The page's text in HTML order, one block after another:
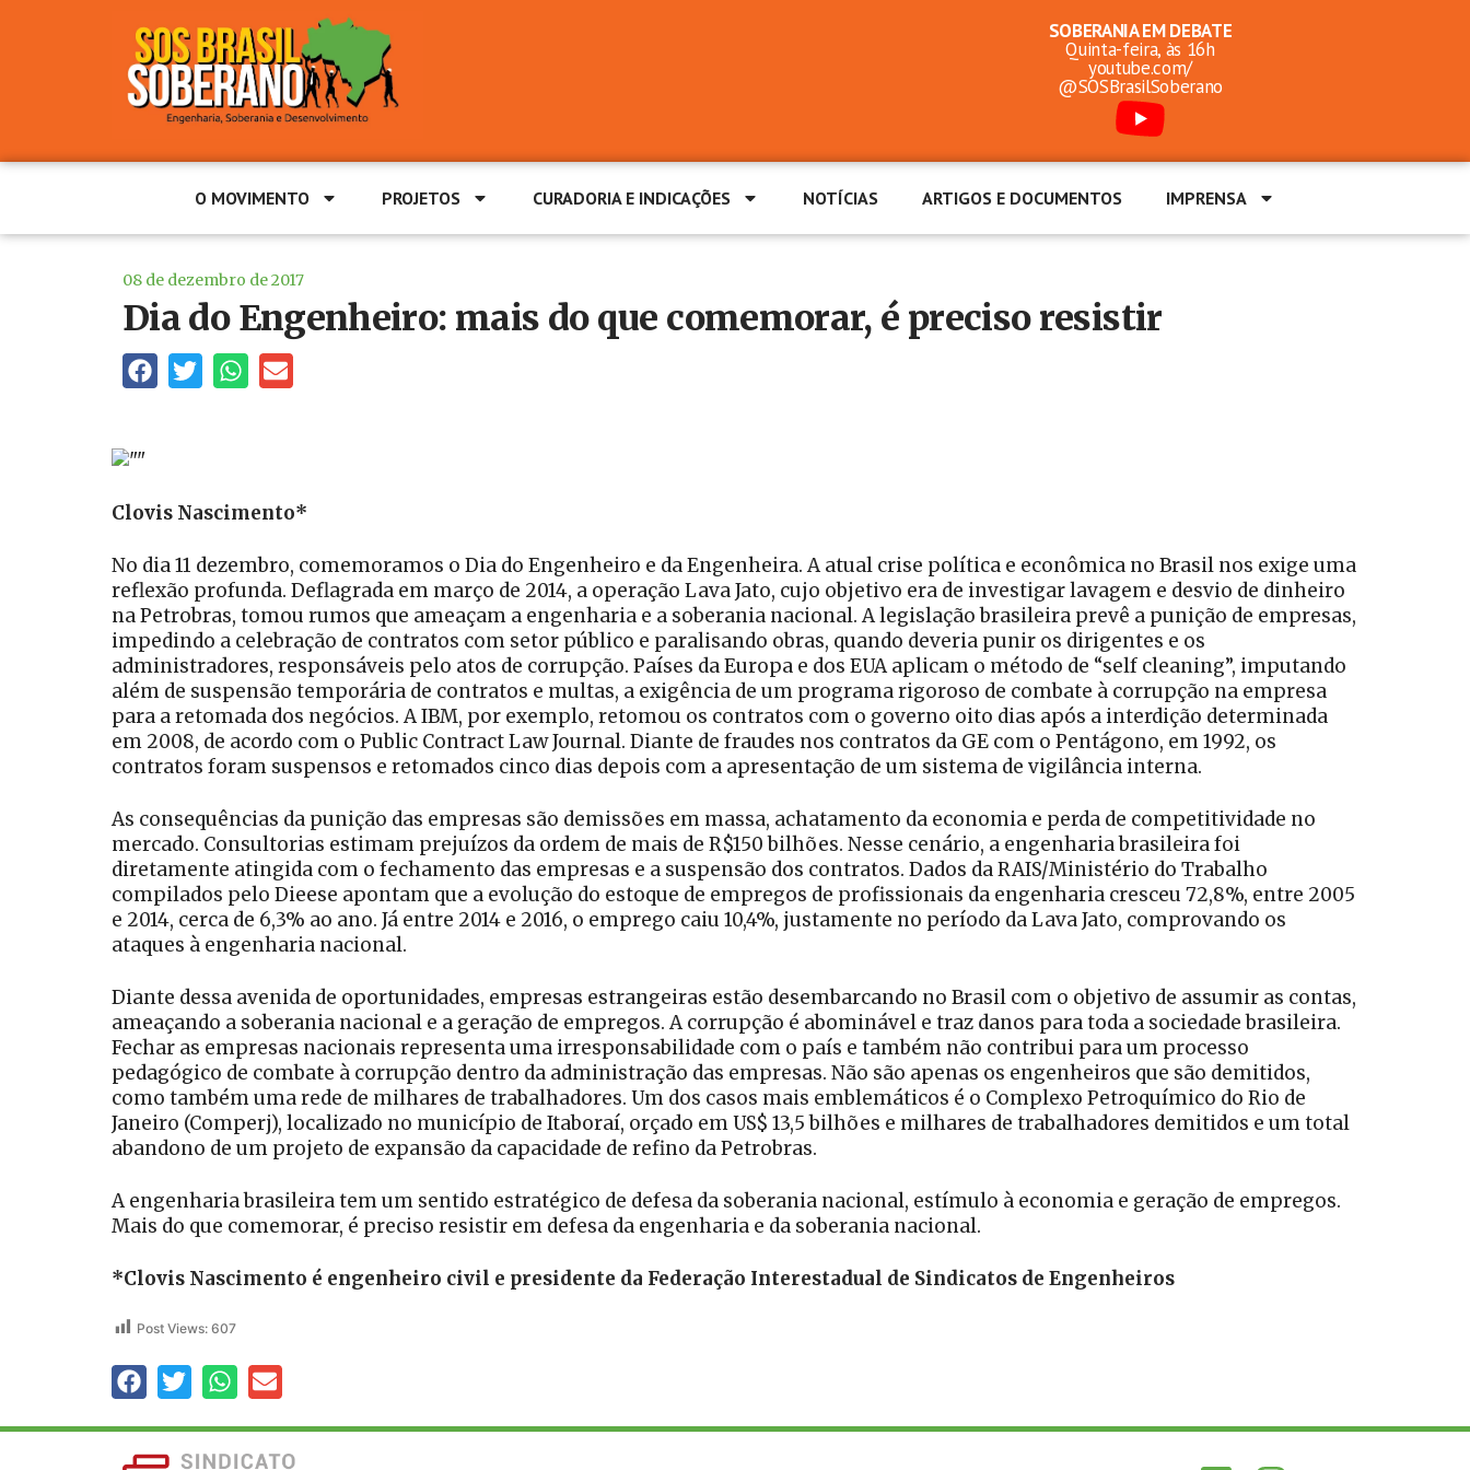
SOBERANIA EM DEBATE
Quinta-feira, às 16h
youtube.com/
@SOSBrasilSoberano
O MOVIMENTO PROJETOS CURADORIA E INDICAÇÕES NOTÍCIAS ARTIGOS E DOCUMENTOS IMPRENSA
08 de dezembro de 2017
Dia do Engenheiro: mais do que comemorar, é preciso resistir
Clovis Nascimento*
No dia 11 dezembro, comemoramos o Dia do Engenheiro e da Engenheira. A atual crise política e econômica no Brasil nos exige uma
reflexão profunda. Deflagrada em março de 2014, a operação Lava Jato, cujo objetivo era de investigar lavagem e desvio de dinheiro
na Petrobras, tomou rumos que ameaçam a engenharia e a soberania nacional. A legislação brasileira prevê a punição de empresas,
impedindo a celebração de contratos com setor público e paralisando obras, quando deveria punir os dirigentes e os
administradores, responsáveis pelo atos de corrupção. Países da Europa e dos EUA aplicam o método de “self cleaning”, imputando
além de suspensão temporária de contratos e multas, a exigência de um programa rigoroso de combate à corrupção na empresa
para a retomada dos negócios. A IBM, por exemplo, retomou os contratos com o governo oito dias após a interdição determinada
em 2008, de acordo com o Public Contract Law Journal. Diante de fraudes nos contratos da GE com o Pentágono, em 1992, os
contratos foram suspensos e retomados cinco dias depois com a apresentação de um sistema de vigilância interna.
As consequências da punição das empresas são demissões em massa, achatamento da economia e perda de competitividade no
mercado. Consultorias estimam prejuízos da ordem de mais de R$150 bilhões. Nesse cenário, a engenharia brasileira foi
diretamente atingida com o fechamento das empresas e a suspensão dos contratos. Dados da RAIS/Ministério do Trabalho
compilados pelo Dieese apontam que a evolução do estoque de empregos de profissionais da engenharia cresceu 72,8%, entre 2005
e 2014, cerca de 6,3% ao ano. Já entre 2014 e 2016, o emprego caiu 10,4%, justamente no período da Lava Jato, comprovando os
ataques à engenharia nacional.
Diante dessa avenida de oportunidades, empresas estrangeiras estão desembarcando no Brasil com o objetivo de assumir as contas,
ameaçando a soberania nacional e a geração de empregos. A corrupção é abominável e traz danos para toda a sociedade brasileira.
Fechar as empresas nacionais representa uma irresponsabilidade com o país e também não contribui para um processo
pedagógico de combate à corrupção dentro da administração das empresas. Não são apenas os engenheiros que são demitidos,
como também uma rede de milhares de trabalhadores. Um dos casos mais emblemáticos é o Complexo Petroquímico do Rio de
Janeiro (Comperj), localizado no município de Itaboraí, orçado em US$ 13,5 bilhões e milhares de trabalhadores demitidos e um total
abandono de um projeto de expansão da capacidade de refino da Petrobras.
A engenharia brasileira tem um sentido estratégico de defesa da soberania nacional, estímulo à economia e geração de empregos.
Mais do que comemorar, é preciso resistir em defesa da engenharia e da soberania nacional.
*Clovis Nascimento é engenheiro civil e presidente da Federação Interestadual de Sindicatos de Engenheiros
Post Views: 607